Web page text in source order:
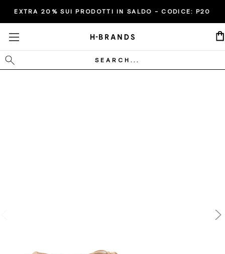
EXTRA 20% SUI PRODOTTI IN SALDO - CODICE: P20
Cerca